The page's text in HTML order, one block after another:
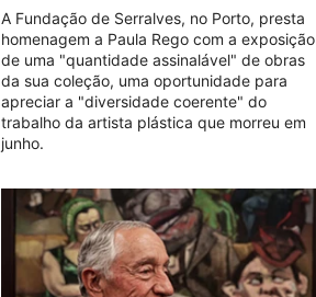
A Fundação de Serralves, no Porto, presta
homenagem a Paula Rego com a exposição
de uma "quantidade assinalável" de obras
da sua coleção, uma oportunidade para
apreciar a "diversidade coerente" do
trabalho da artista plástica que morreu em
junho.